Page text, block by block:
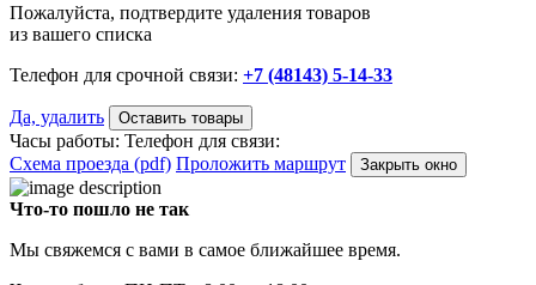
Пожалуйста, подтвердите удаления товаров
из вашего списка
Телефон для срочной связи: +7 (48143) 5-14-33
Да, удалить Оставить товары
Часы работы: Телефон для связи:
Схема проезда (pdf) Проложить маршрут Закрыть окно
Что-то пошло не так
Мы свяжемся с вами в самое ближайшее время.